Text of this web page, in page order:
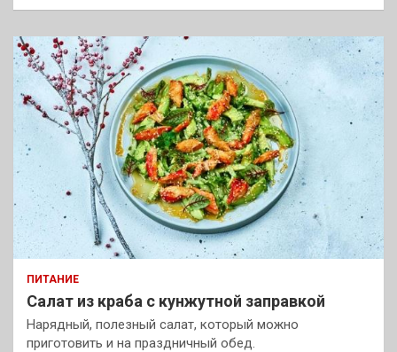
ПИТАНИЕ
Салат из краба с кунжутной заправкой
Нарядный, полезный салат, который можно
приготовить и на праздничный обед.